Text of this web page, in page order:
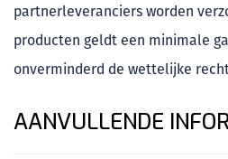
partnerleveranciers worden
producten geldt een minimale
onverminderd de wettelijke
AANVULLENDE